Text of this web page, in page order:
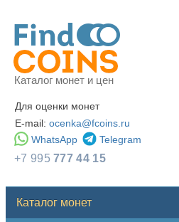
Каталог монет и цен
Для оценки монет
E-mail: ocenka@fcoins.ru
WhatsApp
Telegram
+7 995777 44 15
Каталог монет